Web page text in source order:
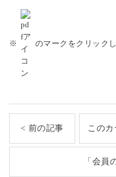
※ のマークをクリック
< 前の記事 この
「会員